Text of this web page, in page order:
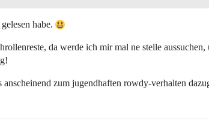
habe.
da werde ich mir mal ne stelle aussuchen,
anscheinend zum jugendhaften rowdy-verhalten